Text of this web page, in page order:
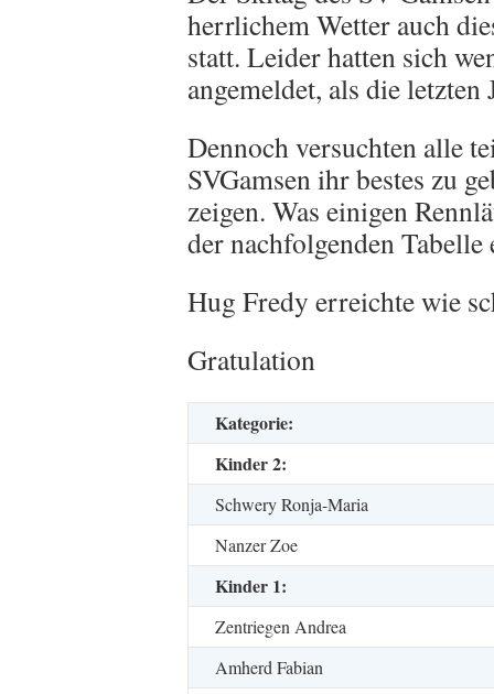
herrlichem Wetter auch
statt. Leider hatten sich
angemeldet, als die letzten
Dennoch versuchten alle
SVGamsen ihr bestes zu
zeigen. Was einigen
der nachfolgenden Tabelle
Hug Fredy erreichte wie
Gratulation
Kategorie:
Kinder 2:
Schwery Ronja-Maria
Nanzer Zoe
Kinder 1:
Zentriegen Andrea
Amherd Fabian